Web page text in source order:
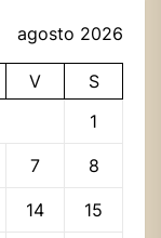
agosto 2026
V
S
1
7 8
14 15